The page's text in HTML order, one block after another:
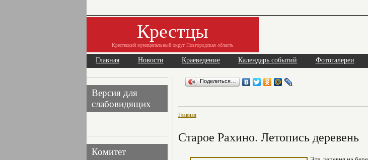
Крестцы
Крестецкий муниципальный округ Новгородская область
Главная Новости Краеведение Календарь событий Фотогалереи
Версия для
слабовидящих
Комитет
Поделиться…
Главная
Старое Рахино. Летопись деревень